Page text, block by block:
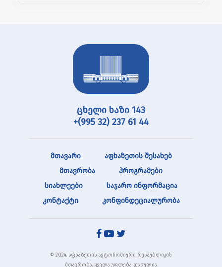
ცხელი ხაზი 143
+(995 32) 237 61 44
მთავარი
აფხაზეთის შესახებ
მთავრობა
პროგრამები
სიახლეები
საჯარო ინფორმაცია
კონტაქტი
კონფინდეციალურობა
© 2024. აფხაზეთის ავტონომიური რესპუბლიკის
მთავრობა. ყველა უფლება დაცულია